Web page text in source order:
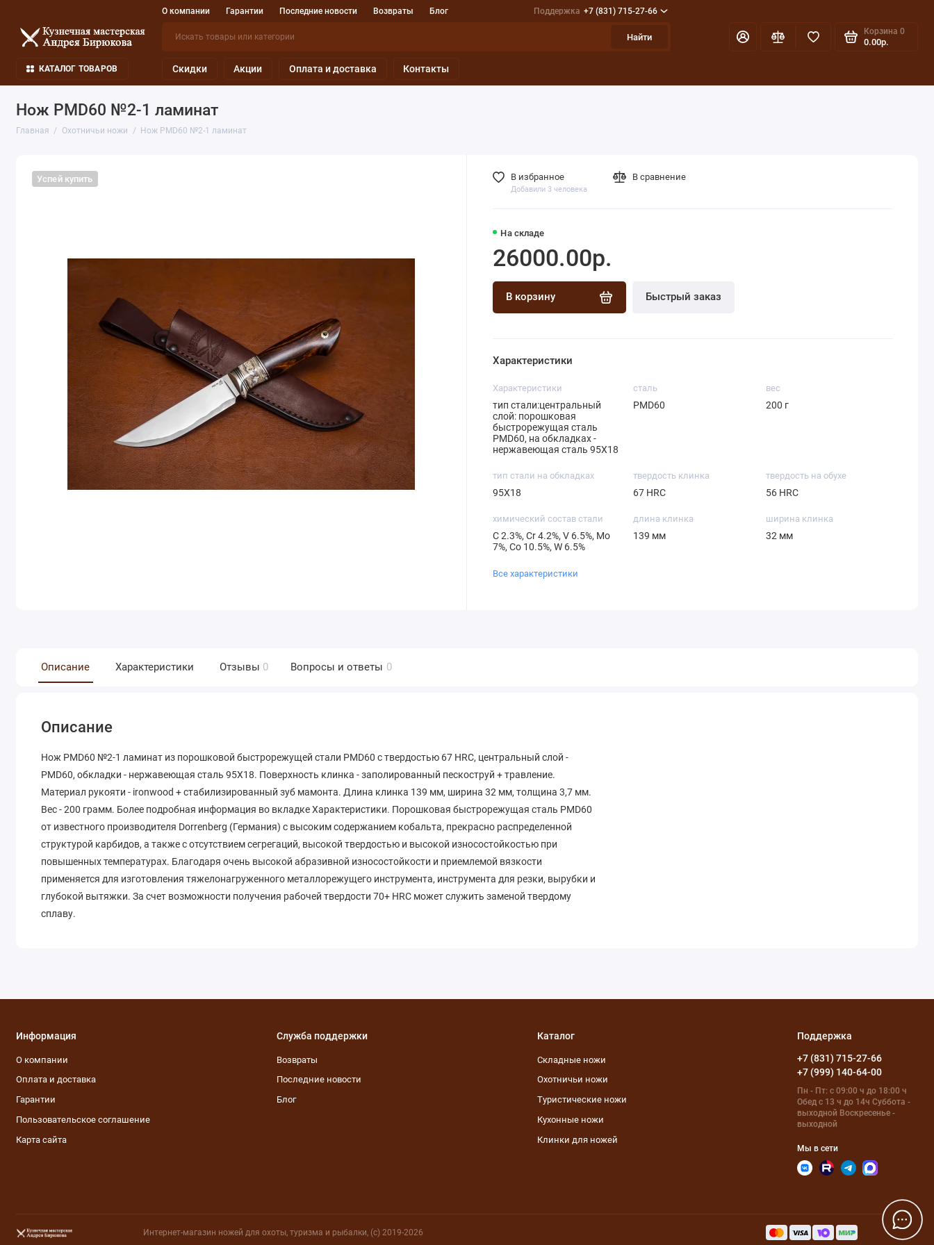
О компании Гарантии Последние новости Возвраты Блог Поддержка +7 (831) 715-27-66
Найти
Корзина 0
0.00р.
КАТАЛОГ ТОВАРОВ Скидки Акции Оплата и доставка Контакты
Нож PMD60 №2-1 ламинат
Главная Охотничьи ножи Нож PMD60 №2-1 ламинат
Успей купить
На складе
26000.00р.
В корзину Быстрый заказ
В избранное
Добавили 3 человека
В сравнение
Характеристики
Характеристики
тип стали:центральный
слой: порошковая
быстрорежущая сталь
PMD60, на обкладках -
нержавеющая сталь 95Х18
сталь
PMD60
вес
200 г
тип стали на обкладках
95Х18
твердость клинка
67 HRC
твердость на обухе
56 HRC
химический состав стали
С 2.3%, Cr 4.2%, V 6.5%, Mo
7%, Со 10.5%, W 6.5%
длина клинка
139 мм
ширина клинка
32 мм
Все характеристики
Описание Характеристики Отзывы 0 Вопросы и ответы 0
Описание
Нож PMD60 №2-1 ламинат из порошковой быстрорежущей стали PMD60 с твердостью 67 HRC, центральный слой -
PMD60, обкладки - нержавеющая сталь 95Х18. Поверхность клинка - заполированный пескоструй + травление.
Материал рукояти - ironwood + стабилизированный зуб мамонта. Длина клинка 139 мм, ширина 32 мм, толщина 3,7 мм.
Вес - 200 грамм. Более подробная информация во вкладке Характеристики. Порошковая быстрорежущая сталь PMD60
от известного производителя Dorrenberg (Германия) с высоким содержанием кобальта, прекрасно распределенной
структурой карбидов, а также с отсутствием сегрегаций, высокой твердостью и высокой износостойкостью при
повышенных температурах. Благодаря очень высокой абразивной износостойкости и приемлемой вязкости
применяется для изготовления тяжелонагруженного металлорежущего инструмента, инструмента для резки, вырубки и
глубокой вытяжки. За счет возможности получения рабочей твердости 70+ HRC может служить заменой твердому
сплаву.
Информация
О компании
Оплата и доставка
Гарантии
Пользовательское соглашение
Карта сайта
Служба поддержки
Возвраты
Последние новости
Блог
Каталог
Складные ножи
Охотничьи ножи
Туристические ножи
Кухонные ножи
Клинки для ножей
Поддержка
+7 (831) 715-27-66
+7 (999) 140-64-00
Пн - Пт: с 09:00 ч до 18:00 ч
Обед с 13 ч до 14ч Суббота -
выходной Воскресенье -
выходной
Мы в сети
Интернет-магазин ножей для охоты, туризма и рыбалки, (с) 2019-2026